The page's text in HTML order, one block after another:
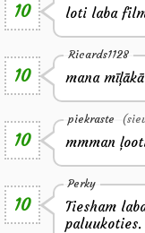
10 loti laba
10
Ricards1128
mana
10
piekraste
mmman
10
Perky
Tiesham
paluukoties.